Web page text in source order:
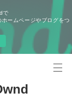
で
ームページやブログをつ